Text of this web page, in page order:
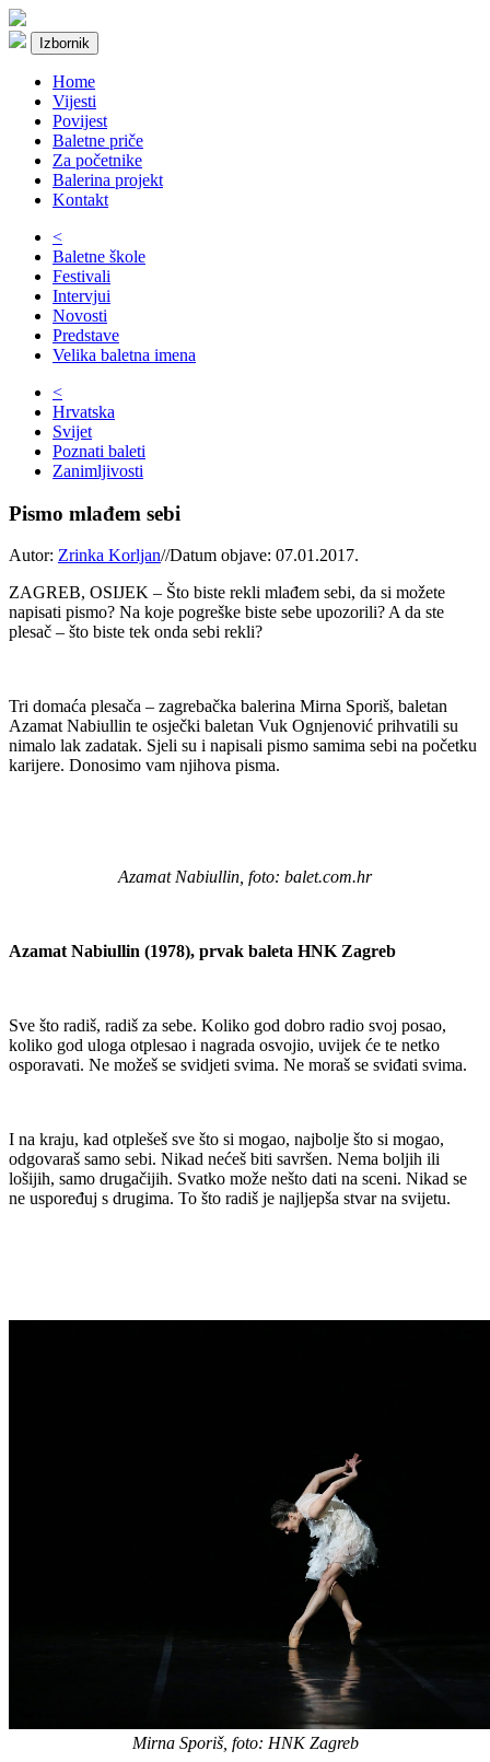
Izbornik
Home
Vijesti
Povijest
Baletne priče
Za početnike
Balerina projekt
Kontakt
<
Baletne škole
Festivali
Intervjui
Novosti
Predstave
Velika baletna imena
<
Hrvatska
Svijet
Poznati baleti
Zanimljivosti
Pismo mlađem sebi
Autor: Zrinka Korljan//Datum objave: 07.01.2017.
ZAGREB, OSIJEK – Što biste rekli mlađem sebi, da si možete
napisati pismo? Na koje pogreške biste sebe upozorili? A da ste
plesač – što biste tek onda sebi rekli?
Tri domaća plesača – zagrebačka balerina Mirna Sporiš, baletan
Azamat Nabiullin te osječki baletan Vuk Ognjenović prihvatili su
nimalo lak zadatak. Sjeli su i napisali pismo samima sebi na početku
karijere. Donosimo vam njihova pisma.
Azamat Nabiullin, foto: balet.com.hr
Azamat Nabiullin (1978), prvak baleta HNK Zagreb
Sve što radiš, radiš za sebe. Koliko god dobro radio svoj posao,
koliko god uloga otplesao i nagrada osvojio, uvijek će te netko
osporavati. Ne možeš se svidjeti svima. Ne moraš se sviđati svima.
I na kraju, kad otplešeš sve što si mogao, najbolje što si mogao,
odgovaraš samo sebi. Nikad nećeš biti savršen. Nema boljih ili
lošijih, samo drugačijih. Svatko može nešto dati na sceni. Nikad se
ne uspoređuj s drugima. To što radiš je najljepša stvar na svijetu.
Mirna Sporiš, foto: HNK Zagreb